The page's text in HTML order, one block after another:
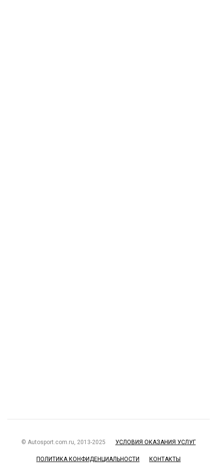
© Autosport.com.ru, 2013-2025 УСЛОВИЯ ОКАЗАНИЯ УСЛУГ
ПОЛИТИКА КОНФИДЕНЦИАЛЬНОСТИ КОНТАКТЫ